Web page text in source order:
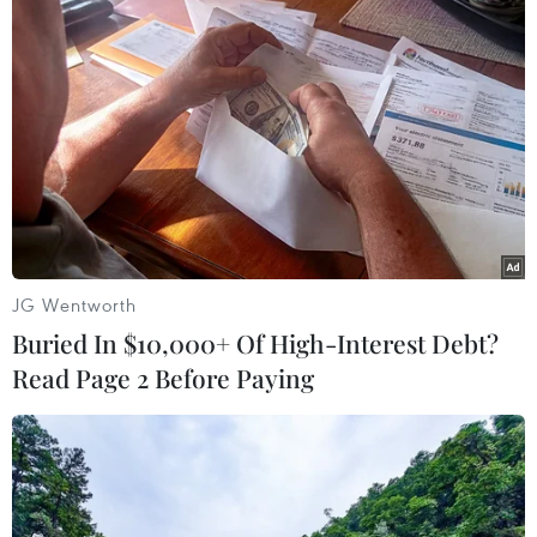
trang blog bằng tiếng Italy, gồm chi tiết về công
tác an ninh bảo vệ Thủ tướng Italy Paolo
Gentiloni trong các chuyến thăm, các địa chỉ
hộp thư điện tử và hồ sơ cá nhân của nhân viên
Bộ trên. Cơ quan chức năng Italy đang điều tra
làm rõ vụ việc này./.
(TTXVN/Vietnam+)
JG Wentworth
Buried In $10,000+ Of High-Interest Debt?
Read Page 2 Before Paying